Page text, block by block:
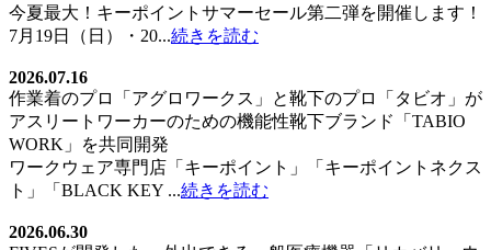
今夏最大！キーポイントサマーセール第二弾を開催します！
7月19日（日）・20...続きを読む
2026.07.16
作業着のプロ「アグロワークス」と靴下のプロ「タビオ」が
アスリートワーカーのための機能性靴下ブランド「TABIO
WORK」を共同開発
ワークウェア専門店「キーポイント」「キーポイントネクス
ト」「BLACK KEY ...続きを読む
2026.06.30